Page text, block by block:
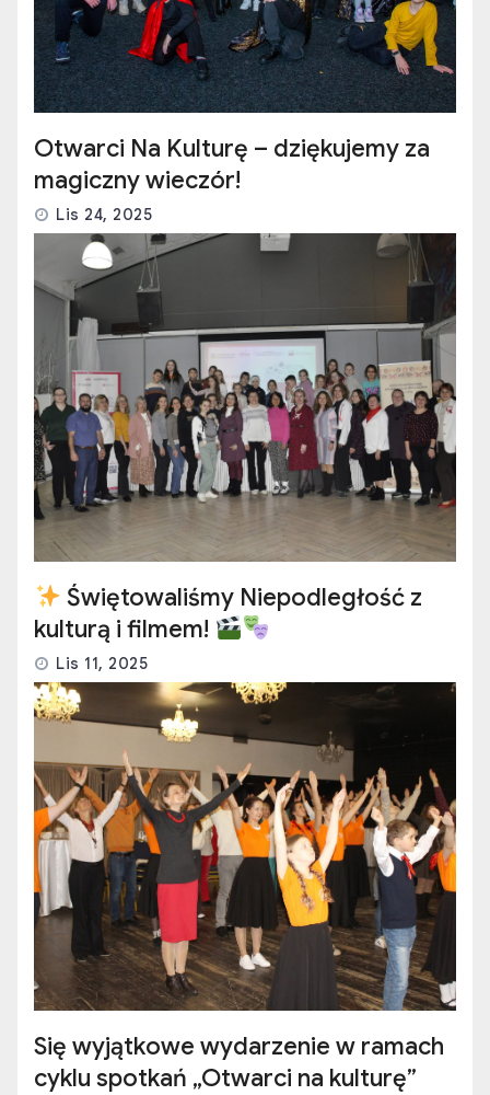
Otwarci Na Kulturę – dziękujemy za
magiczny wieczór!
Lis 24, 2025
Świętowaliśmy Niepodległość z
kulturą i filmem!
Lis 11, 2025
Się wyjątkowe wydarzenie w ramach
cyklu spotkań „Otwarci na kulturę”